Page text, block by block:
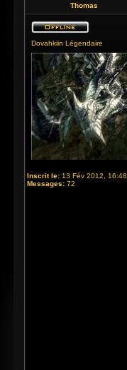
Thomas
Dovahkiin Légendaire
Inscrit le: 13 Fév 2012, 16:48
Messages: 72